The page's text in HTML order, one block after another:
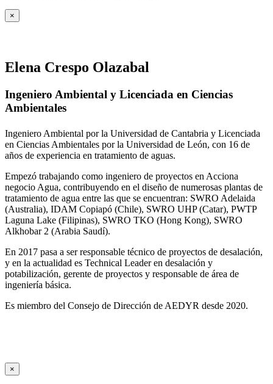
×
Elena Crespo Olazabal
Ingeniero Ambiental y Licenciada en Ciencias
Ambientales
Ingeniero Ambiental por la Universidad de Cantabria y Licenciada
en Ciencias Ambientales por la Universidad de León, con 16 de
años de experiencia en tratamiento de aguas.
Empezó trabajando como ingeniero de proyectos en Acciona
negocio Agua, contribuyendo en el diseño de numerosas plantas de
tratamiento de agua entre las que se encuentran: SWRO Adelaida
(Australia), IDAM Copiapó (Chile), SWRO UHP (Catar), PWTP
Laguna Lake (Filipinas), SWRO TKO (Hong Kong), SWRO
Alkhobar 2 (Arabia Saudí).
En 2017 pasa a ser responsable técnico de proyectos de desalación,
y en la actualidad es Technical Leader en desalación y
potabilización, gerente de proyectos y responsable de área de
ingeniería básica.
Es miembro del Consejo de Dirección de AEDYR desde 2020.
×